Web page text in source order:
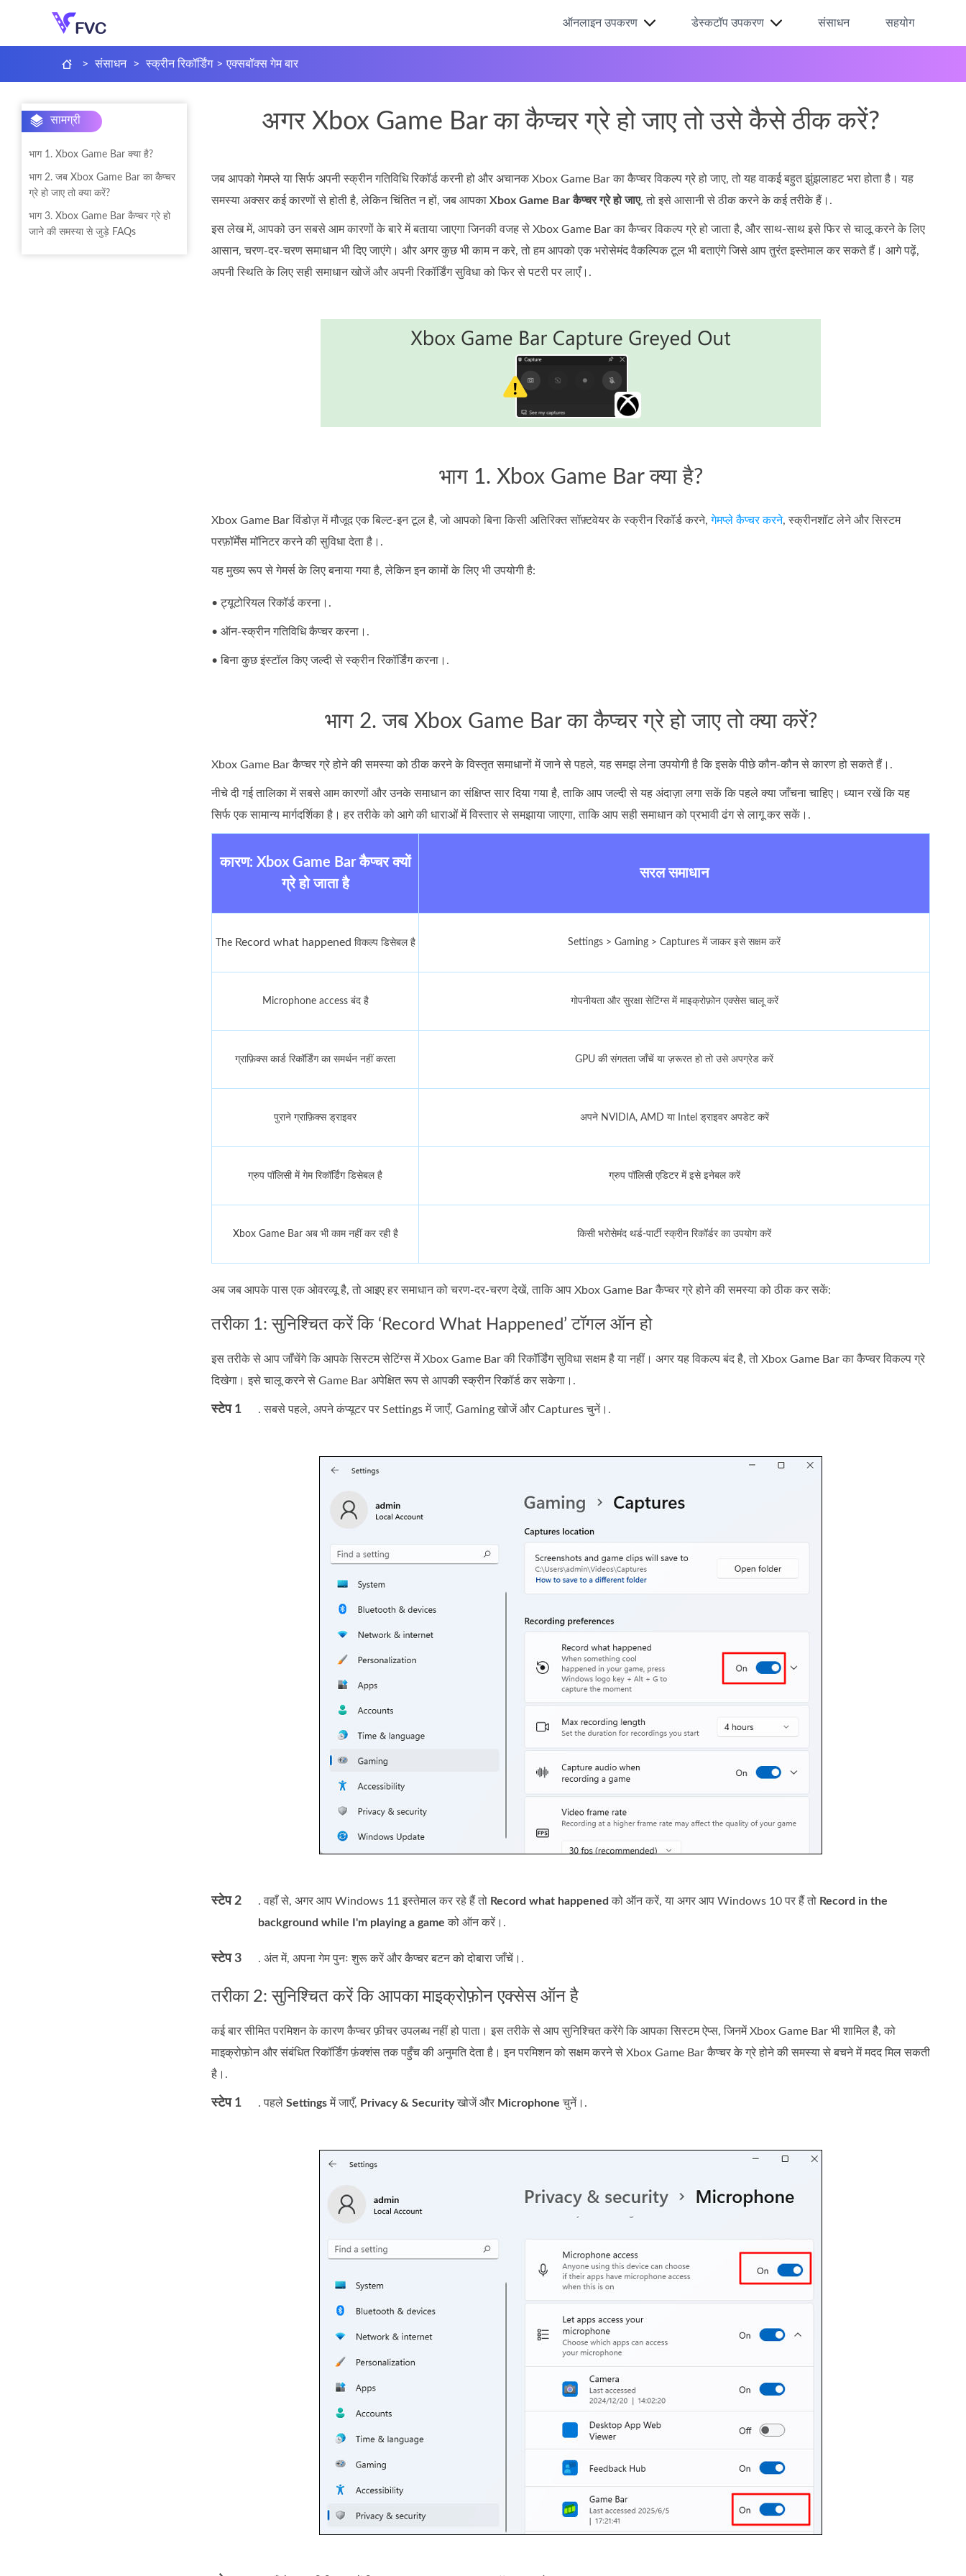
ऑनलाइन उपकरण डेस्कटॉप उपकरण संसाधन सहयोग
> संसाधन > स्क्रीन रिकॉर्डिंग > एक्सबॉक्स गेम बार
सामग्री
भाग 1. Xbox Game Bar क्या है?
भाग 2. जब Xbox Game Bar का कैप्चर
ग्रे हो जाए तो क्या करें?
भाग 3. Xbox Game Bar कैप्चर ग्रे हो
जाने की समस्या से जुड़े FAQs
अगर Xbox Game Bar का कैप्चर ग्रे हो जाए तो उसे कैसे ठीक करें?
जब आपको गेमप्ले या सिर्फ अपनी स्क्रीन गतिविधि रिकॉर्ड करनी हो और अचानक Xbox Game Bar का कैप्चर विकल्प ग्रे हो जाए, तो यह वाकई बहुत झुंझलाहट भरा होता है। यह
समस्या अक्सर कई कारणों से होती है, लेकिन चिंतित न हों, जब आपका Xbox Game Bar कैप्चर ग्रे हो जाए, तो इसे आसानी से ठीक करने के कई तरीके हैं।.
इस लेख में, आपको उन सबसे आम कारणों के बारे में बताया जाएगा जिनकी वजह से Xbox Game Bar का कैप्चर विकल्प ग्रे हो जाता है, और साथ‑साथ इसे फिर से चालू करने के लिए
आसान, चरण‑दर‑चरण समाधान भी दिए जाएंगे। और अगर कुछ भी काम न करे, तो हम आपको एक भरोसेमंद वैकल्पिक टूल भी बताएंगे जिसे आप तुरंत इस्तेमाल कर सकते हैं। आगे पढ़ें,
अपनी स्थिति के लिए सही समाधान खोजें और अपनी रिकॉर्डिंग सुविधा को फिर से पटरी पर लाएँ।.
भाग 1. Xbox Game Bar क्या है?
Xbox Game Bar विंडोज़ में मौजूद एक बिल्ट‑इन टूल है, जो आपको बिना किसी अतिरिक्त सॉफ़्टवेयर के स्क्रीन रिकॉर्ड करने,गेमप्ले कैप्चर करने, स्क्रीनशॉट लेने और सिस्टम
परफ़ॉर्मेंस मॉनिटर करने की सुविधा देता है।.
यह मुख्य रूप से गेमर्स के लिए बनाया गया है, लेकिन इन कामों के लिए भी उपयोगी है:
• ट्यूटोरियल रिकॉर्ड करना।.
• ऑन‑स्क्रीन गतिविधि कैप्चर करना।.
• बिना कुछ इंस्टॉल किए जल्दी से स्क्रीन रिकॉर्डिंग करना।.
भाग 2. जब Xbox Game Bar का कैप्चर ग्रे हो जाए तो क्या करें?
Xbox Game Bar कैप्चर ग्रे होने की समस्या को ठीक करने के विस्तृत समाधानों में जाने से पहले, यह समझ लेना उपयोगी है कि इसके पीछे कौन‑कौन से कारण हो सकते हैं।.
नीचे दी गई तालिका में सबसे आम कारणों और उनके समाधान का संक्षिप्त सार दिया गया है, ताकि आप जल्दी से यह अंदाज़ा लगा सकें कि पहले क्या जाँचना चाहिए। ध्यान रखें कि यह
सिर्फ एक सामान्य मार्गदर्शिका है। हर तरीके को आगे की धाराओं में विस्तार से समझाया जाएगा, ताकि आप सही समाधान को प्रभावी ढंग से लागू कर सकें।.
कारण: Xbox Game Bar कैप्चर क्यों
ग्रे हो जाता है
सरल समाधान
The Record what happened विकल्प डिसेबल है Settings > Gaming > Captures में जाकर इसे सक्षम करें
Microphone access बंद है गोपनीयता और सुरक्षा सेटिंग्स में माइक्रोफ़ोन एक्सेस चालू करें
ग्राफ़िक्स कार्ड रिकॉर्डिंग का समर्थन नहीं करता GPU की संगतता जाँचें या ज़रूरत हो तो उसे अपग्रेड करें
पुराने ग्राफ़िक्स ड्राइवर अपने NVIDIA, AMD या Intel ड्राइवर अपडेट करें
ग्रुप पॉलिसी में गेम रिकॉर्डिंग डिसेबल है ग्रुप पॉलिसी एडिटर में इसे इनेबल करें
Xbox Game Bar अब भी काम नहीं कर रही है किसी भरोसेमंद थर्ड-पार्टी स्क्रीन रिकॉर्डर का उपयोग करें
अब जब आपके पास एक ओवरव्यू है, तो आइए हर समाधान को चरण‑दर‑चरण देखें, ताकि आप Xbox Game Bar कैप्चर ग्रे होने की समस्या को ठीक कर सकें:
तरीका 1: सुनिश्चित करें कि ‘Record What Happened’ टॉगल ऑन हो
इस तरीके से आप जाँचेंगे कि आपके सिस्टम सेटिंग्स में Xbox Game Bar की रिकॉर्डिंग सुविधा सक्षम है या नहीं। अगर यह विकल्प बंद है, तो Xbox Game Bar का कैप्चर विकल्प ग्रे
दिखेगा। इसे चालू करने से Game Bar अपेक्षित रूप से आपकी स्क्रीन रिकॉर्ड कर सकेगा।.
स्टेप 1 . सबसे पहले, अपने कंप्यूटर पर Settings में जाएँ, Gaming खोजें और Captures चुनें।.
स्टेप 2 . वहाँ से, अगर आप Windows 11 इस्तेमाल कर रहे हैं तो Record what happened को ऑन करें, या अगर आप Windows 10 पर हैं तो Record in the
background while I'm playing a game को ऑन करें।.
स्टेप 3 . अंत में, अपना गेम पुनः शुरू करें और कैप्चर बटन को दोबारा जाँचें।.
तरीका 2: सुनिश्चित करें कि आपका माइक्रोफ़ोन एक्सेस ऑन है
कई बार सीमित परमिशन के कारण कैप्चर फ़ीचर उपलब्ध नहीं हो पाता। इस तरीके से आप सुनिश्चित करेंगे कि आपका सिस्टम ऐप्स, जिनमें Xbox Game Bar भी शामिल है, को
माइक्रोफ़ोन और संबंधित रिकॉर्डिंग फ़ंक्शंस तक पहुँच की अनुमति देता है। इन परमिशन को सक्षम करने से Xbox Game Bar कैप्चर के ग्रे होने की समस्या से बचने में मदद मिल सकती
है।.
स्टेप 1 . पहले Settingsमें जाएँ, Privacy & Securityखोजें और Microphone चुनें।.